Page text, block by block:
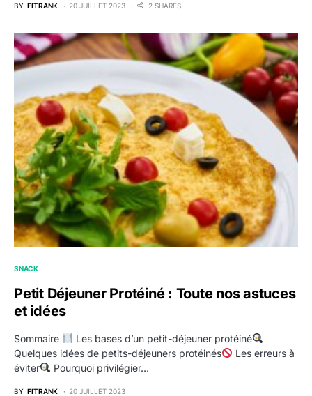
BY FITRANK 20 JUILLET 2023 2 SHARES
SNACK
Petit Déjeuner Protéiné : Toute nos astuces
et idées
Sommaire
Les bases d’un petit-déjeuner protéiné
Quelques idées de petits-déjeuners protéinés
Les erreurs à
éviter
Pourquoi privilégier…
BY FITRANK 20 JUILLET 2023